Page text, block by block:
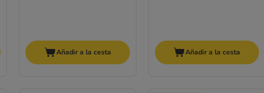
Añadir a la cesta Añadir a la cesta